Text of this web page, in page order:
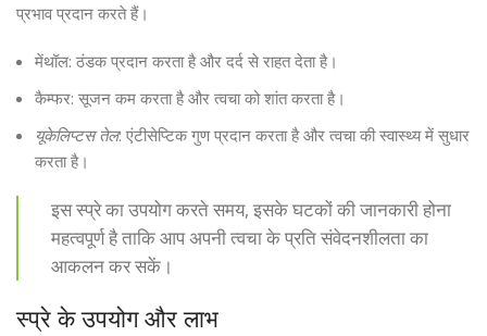
प्रभाव प्रदान करते हैं।
मेंथॉल: ठंडक प्रदान करता है और दर्द से राहत देता है।
कैम्फर: सूजन कम करता है और त्वचा को शांत करता है।
यूकेलिप्टस तेल: एंटीसेप्टिक गुण प्रदान करता है और त्वचा की स्वास्थ्य में सुधार
करता है।
इस स्प्रे का उपयोग करते समय, इसके घटकों की जानकारी होना
महत्वपूर्ण है ताकि आप अपनी त्वचा के प्रति संवेदनशीलता का
आकलन कर सकें।
स्प्रे के उपयोग और लाभ